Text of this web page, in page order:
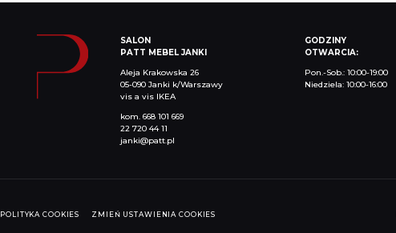
SALON
PATT MEBEL JANKI
Aleja Krakowska 26
05-090 Janki k/Warszawy
vis a vis IKEA
kom. 668 101 669
22 720 44 11
janki@patt.pl
GODZINY
OTWARCIA:
Pon.-Sob.: 10:00-19:00
Niedziela: 10:00-16:00
POLITYKA COOKIES ZMIEŃ USTAWIENIA COOKIES